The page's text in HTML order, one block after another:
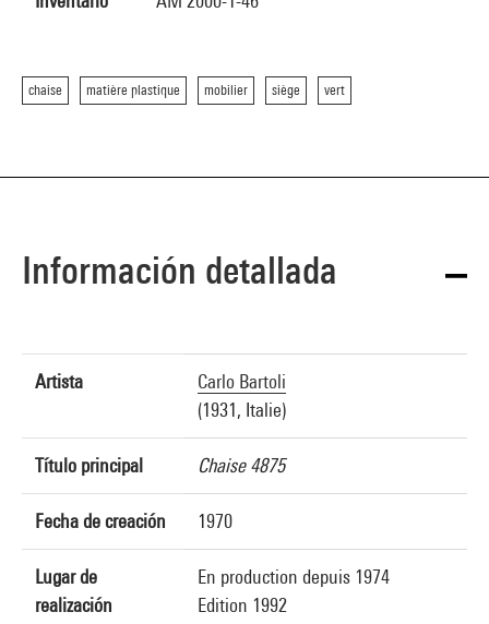
chaise matière plastique mobilier siège vert
Información detallada
Artista
Carlo Bartoli
(1931, Italie)
Título principal Chaise 4875
Fecha de creación 1970
Lugar de
realización
En production depuis 1974
Edition 1992